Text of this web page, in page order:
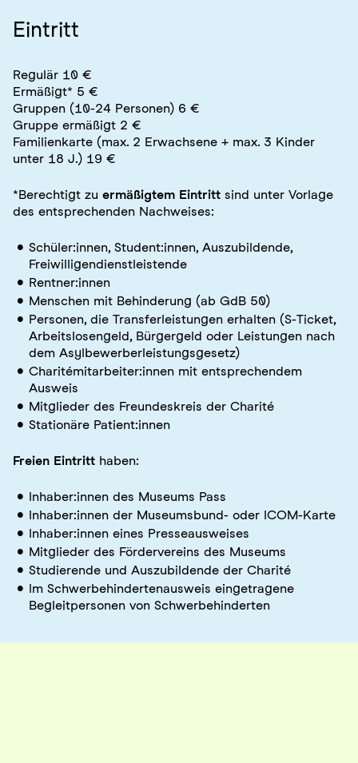
Eintritt
Regulär 10 €
Ermäßigt* 5 €
Gruppen (10-24 Personen) 6 €
Gruppe ermäßigt 2 €
Familienkarte (max. 2 Erwachsene + max. 3 Kinder
unter 18 J.) 19 €
*Berechtigt zu ermäßigtem Eintritt sind unter Vorlage
des entsprechenden Nachweises:
Schüler:innen, Student:innen, Auszubildende,
Freiwilligendienstleistende
Rentner:innen
Menschen mit Behinderung (ab GdB 50)
Personen, die Transferleistungen erhalten (S-Ticket,
Arbeitslosengeld, Bürgergeld oder Leistungen nach
dem Asylbewerberleistungsgesetz)
Charitémitarbeiter:innen mit entsprechendem
Ausweis
Mitglieder des Freundeskreis der Charité
Stationäre Patient:innen
Freien Eintritt haben:
Inhaber:innen des Museums Pass
Inhaber:innen der Museumsbund- oder ICOM-Karte
Inhaber:innen eines Presseausweises
Mitglieder des Fördervereins des Museums
Studierende und Auszubildende der Charité
Im Schwerbehindertenausweis eingetragene
Begleitpersonen von Schwerbehinderten